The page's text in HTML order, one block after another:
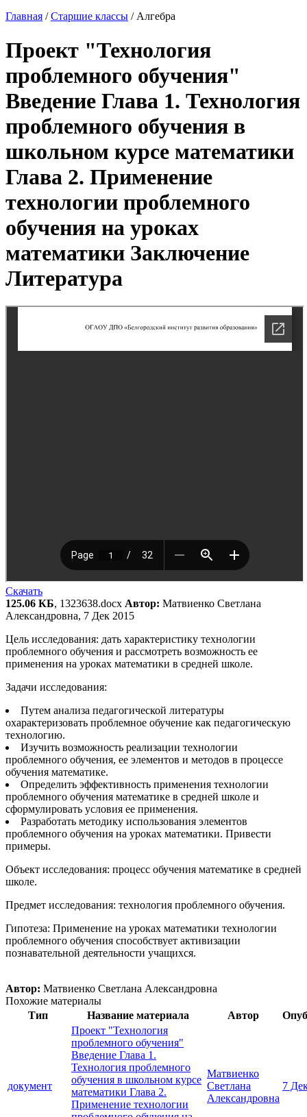
Главная /Старшие классы / Алгебра
Проект "Технология
проблемного обучения"
Введение Глава 1. Технология
проблемного обучения в
школьном курсе математики
Глава 2. Применение
технологии проблемного
обучения на уроках
математики Заключение
Литература
Скачать
125.06 КБ, 1323638.docx Автор: Матвиенко Светлана
Александровна, 7 Дек 2015
Цель исследования: дать характеристику технологии
проблемного обучения и рассмотреть возможность ее
применения на уроках математики в средней школе.
Задачи исследования:
Путем анализа педагогической литературы
охарактеризовать проблемное обучение как педагогическую
технологию.
Изучить возможность реализации технологии
проблемного обучения, ее элементов и методов в процессе
обучения математике.
Определить эффективность применения технологии
проблемного обучения математике в средней школе и
сформулировать условия ее применения.
Разработать методику использования элементов
проблемного обучения на уроках математики. Привести
примеры.
Объект исследования: процесс обучения математике в средней
школе.
Предмет исследования: технология проблемного обучения.
Гипотеза: Применение на уроках математики технологии
проблемного обучения способствует активизации
познавательной деятельности учащихся.
Автор: Матвиенко Светлана Александровна
Похожие материалы
Тип
Название материала Автор
документ
Проект "Технология
проблемного обучения"
Введение Глава 1.
Технология проблемного
обучения в школьном курсе
математики Глава 2.
Применение технологии
Матвиенко
Светлана
Александровна
7